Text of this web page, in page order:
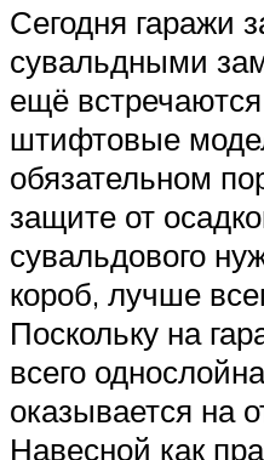
Сегодня гаражи
сувальдными
ещё
штифтовые
обязательном
защите от
сувальдового
короб, лучше
Поскольку на
всего
оказывается на
Навесной как